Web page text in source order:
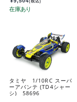
(税込)
タミヤ 1/10RC スーパ
ーアバンテ (TD4シャー
シ) 58696